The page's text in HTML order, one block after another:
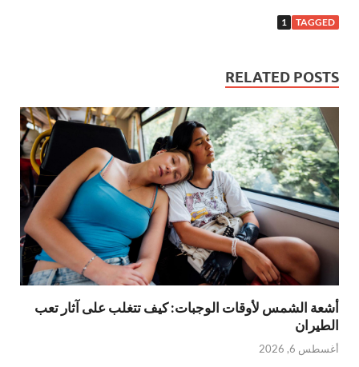
TAGGED
1
RELATED POSTS
أشعة الشمس لأوقات الوجبات: كيف تتغلب على آثار تعب
الطيران
أغسطس 6, 2026